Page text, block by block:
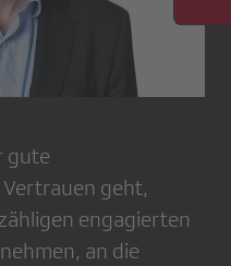
gute
geht,
engagierten
an die